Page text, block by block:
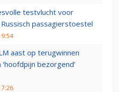
testvlucht voor
passagierstoestel
9:54
aast op terugwinnen
bezorgend’
7:26